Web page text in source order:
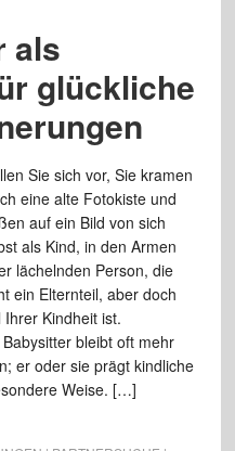
als
glückliche
Sie sich vor, Sie kramen
eine alte Fotokiste und
auf ein Bild von sich
als Kind, in den Armen
lächelnden Person, die
ein Elternteil, aber doch
Ihrer Kindheit ist.
Babysitter bleibt oft mehr
er oder sie prägt kindliche
Weise. […]